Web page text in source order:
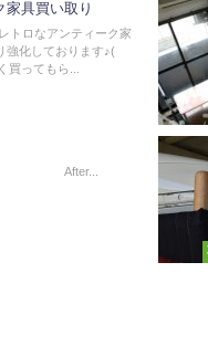
家具買い取り
トロなアンティーク家
強化しております♪(
買ってもら...
After...